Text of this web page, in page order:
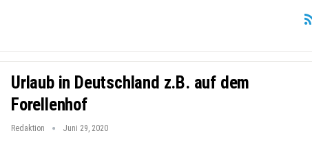
Urlaub in Deutschland z.B. auf dem
Forellenhof
Redaktion Juni 29, 2020